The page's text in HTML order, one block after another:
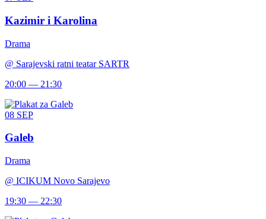
Kazimir i Karolina
Drama
@ Sarajevski ratni teatar SARTR
20:00 — 21:30
08 SEP
Galeb
Drama
@ ICIKUM Novo Sarajevo
19:30 — 22:30